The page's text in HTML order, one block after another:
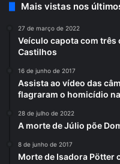
Mais vistas nos
27 de março de 2022
Veículo capota com três
Castilhos
16 de junho de 2017
Assista ao vídeo das
flagraram o homicídio
28 de julho de 2022
A morte de Júlio põe
8 de junho de 2017
Morte de Isadora Pötter